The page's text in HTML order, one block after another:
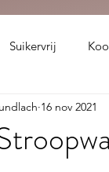
Suikervrij
hoofdgerecht16 nov 2021
met NaN uit 5